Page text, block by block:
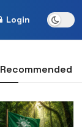
Login
Recommended